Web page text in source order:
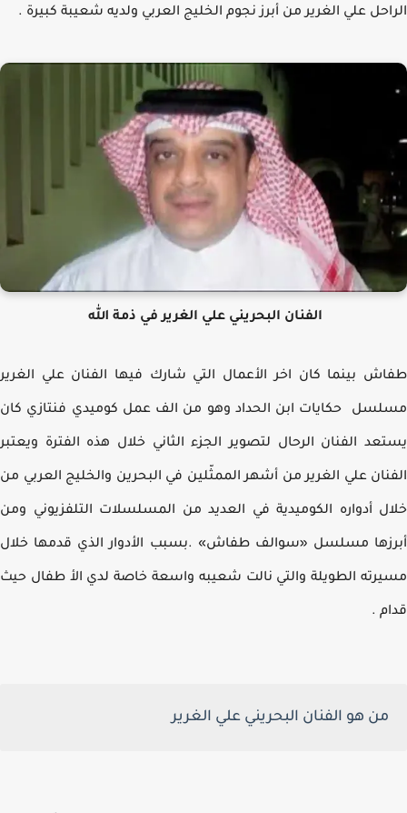
علي الغرير من أبرز نجوم الخليج العربي ولديه شعيبة كبيرة .
الفنان البحريني علي الغرير في ذمة الله
بينما كان اخر الأعمال التي شارك فيها الفنان علي الغرير
حكايات ابن الحداد وهو من الف عمل كوميدي فنتازي كان
الفنان الرحال لتصوير الجزء الثاني خلال هذه الفترة ويعتبر
علي الغرير من أشهر الممثّلين في البحرين والخليج العربي من
أدواره الكوميدية في العديد من المسلسلات التلفزيوني ومن
مسلسل «سوالف طفاش».بسبب الأدوار الذي قدمها خلال
الطويلة والتي نالت شعيبه واسعة خاصة لدي الأ طفال حيث
.
من هو الفنان البحريني علي الغرير